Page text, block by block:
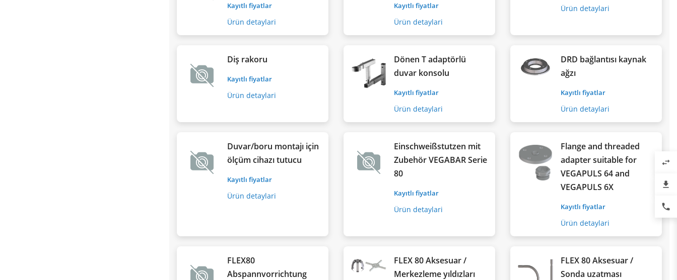
Kayıtlı fiyatlar
Ürün detaylari
Kayıtlı fiyatlar
Ürün detaylari
Ürün detaylari
Diş rakoru
Kayıtlı fiyatlar
Ürün detaylari
Dönen T adaptörlü
duvar konsolu
Kayıtlı fiyatlar
Ürün detaylari
DRD bağlantısı kaynak
ağzı
Kayıtlı fiyatlar
Ürün detaylari
Duvar/boru montajı için
ölçüm cihazı tutucu
Kayıtlı fiyatlar
Ürün detaylari
Einschweißstutzen mit
Zubehör VEGABAR Serie
80
Kayıtlı fiyatlar
Ürün detaylari
Flange and threaded
adapter suitable for
VEGAPULS 64 and
VEGAPULS 6X
Kayıtlı fiyatlar
Ürün detaylari
FLEX80
Abspannvorrichtung
FLEX 80 Aksesuar /
Merkezleme yıldızları
FLEX 80 Aksesuar /
Sonda uzatması
swap_horiz
file_download
phone